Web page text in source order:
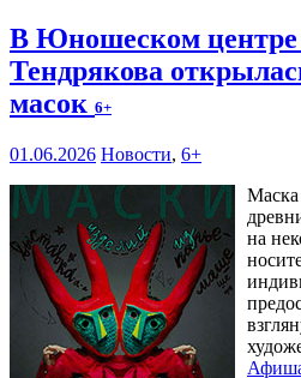
В Юношеском
Тендрякова
масок 6+
01.06.2026 Новости, 6+
Маска
на